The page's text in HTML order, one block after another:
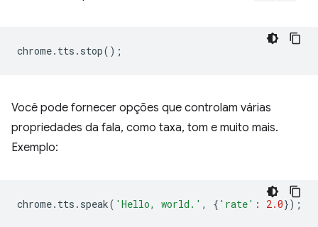
chrome. tts . stop();
Você pode fornecer opções que controlam várias
propriedades da fala, como taxa, tom e muito mais.
Exemplo:
chrome. tts . speak( 'Hello, world.' , { 'rate' : 2.0});